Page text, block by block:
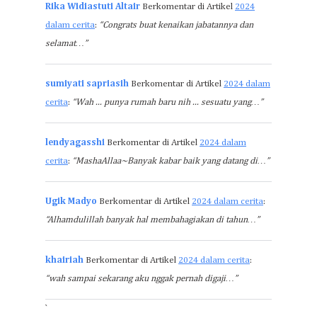
Rika Widiastuti Altair Berkomentar di Artikel 2024
dalam cerita: “Congrats buat kenaikan jabatannya dan
selamat…”
sumiyati sapriasih Berkomentar di Artikel 2024 dalam
cerita: “Wah ... punya rumah baru nih ... sesuatu yang…”
lendyagasshi Berkomentar di Artikel 2024 dalam
cerita: “MashaAllaa~Banyak kabar baik yang datang di…”
Ugik Madyo Berkomentar di Artikel 2024 dalam cerita:
“Alhamdulillah banyak hal membahagiakan di tahun…”
khairiah Berkomentar di Artikel 2024 dalam cerita:
“wah sampai sekarang aku nggak pernah digaji…”
`